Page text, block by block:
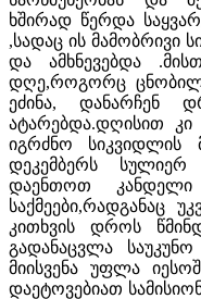
ხშირად წერდა
,სადაც ის მამობრივი
და ამხნევებდა
დღე,როგორც
ეძინა, დანარჩენ
ატარებდა.დღისით
იგრძნო
დეკემბერს
დაენთოთ
საქმეები,რადგანაც
კითხვის დროს
გადანაცვლა
მიისვენა უფლა
დაეტოვებიათ